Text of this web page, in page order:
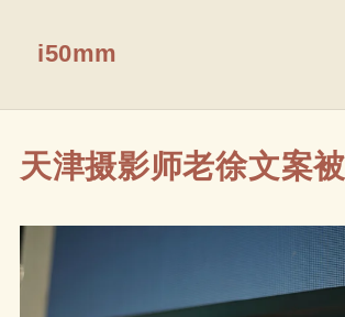
i50mm
天津摄影师老徐文案